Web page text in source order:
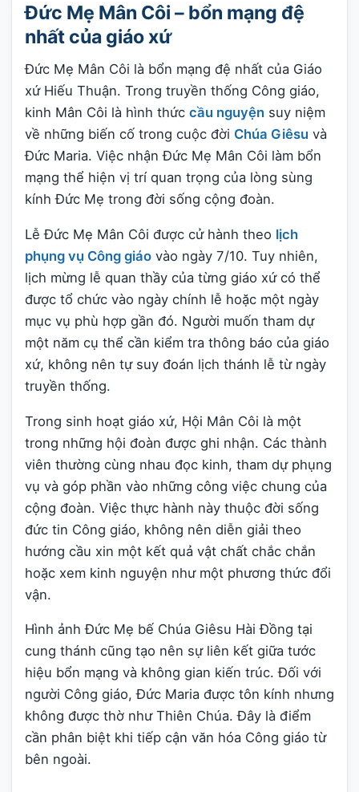
Đức Mẹ Mân Côi – bổn mạng đệ
nhất của giáo xứ
Đức Mẹ Mân Côi là bổn mạng đệ nhất của Giáo
xứ Hiếu Thuận. Trong truyền thống Công giáo,
kinh Mân Côi là hình thức cầu nguyện suy niệm
về những biến cố trong cuộc đời Chúa Giêsu và
Đức Maria. Việc nhận Đức Mẹ Mân Côi làm bổn
mạng thể hiện vị trí quan trọng của lòng sùng
kính Đức Mẹ trong đời sống cộng đoàn.
Lễ Đức Mẹ Mân Côi được cử hành theo lịch
phụng vụ Công giáo vào ngày 7/10. Tuy nhiên,
lịch mừng lễ quan thầy của từng giáo xứ có thể
được tổ chức vào ngày chính lễ hoặc một ngày
mục vụ phù hợp gần đó. Người muốn tham dự
một năm cụ thể cần kiểm tra thông báo của giáo
xứ, không nên tự suy đoán lịch thánh lễ từ ngày
truyền thống.
Trong sinh hoạt giáo xứ, Hội Mân Côi là một
trong những hội đoàn được ghi nhận. Các thành
viên thường cùng nhau đọc kinh, tham dự phụng
vụ và góp phần vào những công việc chung của
cộng đoàn. Việc thực hành này thuộc đời sống
đức tin Công giáo, không nên diễn giải theo
hướng cầu xin một kết quả vật chất chắc chắn
hoặc xem kinh nguyện như một phương thức đổi
vận.
Hình ảnh Đức Mẹ bế Chúa Giêsu Hài Đồng tại
cung thánh cũng tạo nên sự liên kết giữa tước
hiệu bổn mạng và không gian kiến trúc. Đối với
người Công giáo, Đức Maria được tôn kính nhưng
không được thờ như Thiên Chúa. Đây là điểm
cần phân biệt khi tiếp cận văn hóa Công giáo từ
bên ngoài.